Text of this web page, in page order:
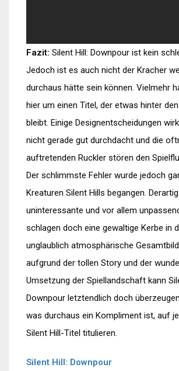
Fazit: Silent Hill: Downpour ist kein
Jedoch ist es auch nicht der Kracher
durchaus hätte sein können. Vielmehr
hier um einen Titel, der etwas hinter
bleibt. Einige Designentscheidungen
nicht gerade gut durchdacht und die
auftretenden Ruckler stören den
Der schlimmste Fehler wurde jedoch
Kreaturen Silent Hills begangen. Derartig
uninteressante und vor allem
schlagen doch eine gewaltige Kerbe in
unglaublich atmosphärische
aufgrund der tollen Story und der
Umsetzung der Spiellandschaft kann
Downpour letztendlich doch
was durchaus ein Kompliment ist, auf
Silent Hill-Titel titulieren.
Silent Hill: Downpour